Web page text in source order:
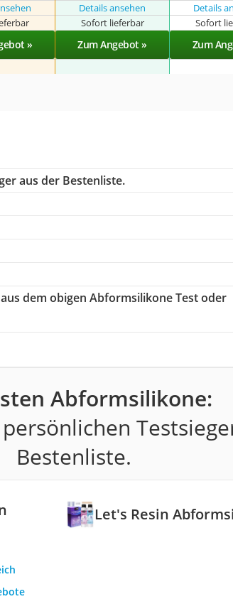
Details ansehen Details
Sofort lieferbar Sofort
» Zum Angebot » Zum
aus der Bestenliste.
dem obigen Abformsilikone Test oder
Abformsilikone:
Bestenliste.
Let's Resin